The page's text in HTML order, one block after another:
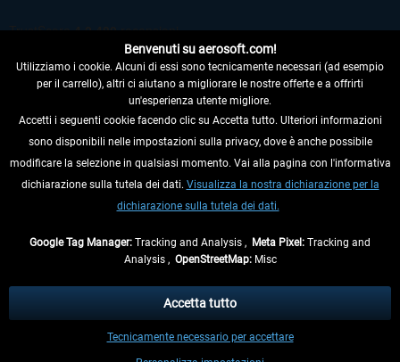
RECEDERE DAL CONTRATTO
INFORMAZIONI
eventualmente le spese di spedizione, se non diversamente descritto.
** Riguarda le spedizioni al di fuori della Germania, i tempi di consegna per le
altre nazioni sono disponibili nelleinformazioni di spedizione
Benvenuti su aerosoft.com!
Utilizziamo i cookie. Alcuni di essi sono tecnicamente necessari (ad esempio
per il carrello), altri ci aiutano a migliorare le nostre offerte e a offrirti
un'esperienza utente migliore.
Accetti i seguenti cookie facendo clic su Accetta tutto. Ulteriori informazioni
sono disponibili nelle impostazioni sulla privacy, dove è anche possibile
modificare la selezione in qualsiasi momento. Vai alla pagina con l'informativa
dichiarazione sulla tutela dei dati. Visualizza la nostra dichiarazione per la
dichiarazione sulla tutela dei dati.
Google Tag Manager: Tracking and Analysis , Meta Pixel: Tracking and
Analysis , OpenStreetMap:Misc
Tecnicamente necessario per accettare
Accetta tutto